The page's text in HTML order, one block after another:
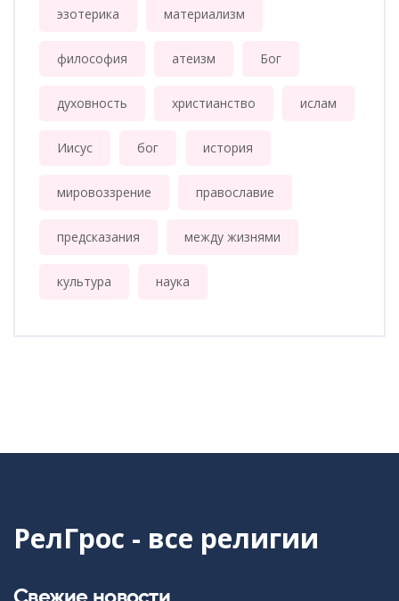
эзотерика материализм
философия атеизм Бог
духовность христианство ислам
Иисус бог история
мировоззрение православие
предсказания между жизнями
культура наука
РелГрос - все религии